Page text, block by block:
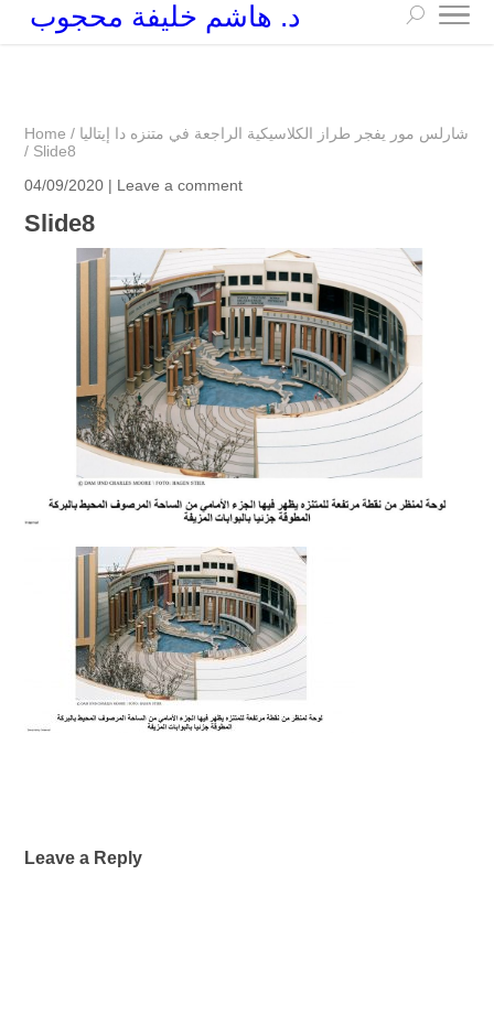
د. هاشم خليفة محجوب
Home / شارلس مور يفجر طراز الكلاسيكية الراجعة في متنزه دا إيتاليا
/ Slide8
04/09/2020 | Leave a comment
Slide8
Leave a Reply